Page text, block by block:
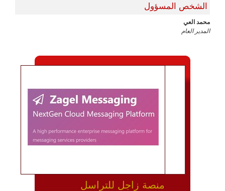
الشخص المسؤول
محمد العي
المدير العام
منصة زاجل للتراسل